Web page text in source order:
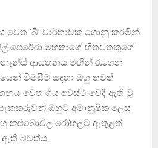
‘බී’ වාර්තාවක් ගොනු කරමින්
පෙරේරා මහතාගේ හිතවතකුගේ
ආයතනය මඟින් රැගෙන
විමසීම සඳහා ඔහු තවත්
වෙත ගිය අවස්ථාවේදී ඇති වූ
ඔහුට අමානුෂික ලෙස
කළුබෝවිල රෝහලට ඇතුළත්
බවත්ය.